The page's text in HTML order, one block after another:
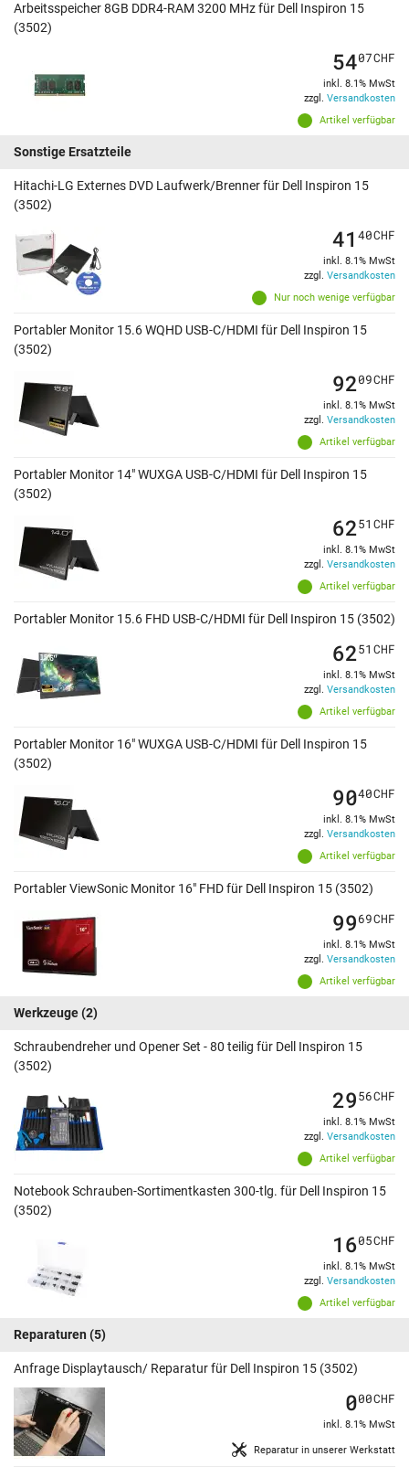
Arbeitsspeicher 8GB DDR4-RAM 3200 MHz für Dell Inspiron 15
(3502)
Artikel verfügbar
5407CHF
inkl. 8.1% MwSt
zzgl. Versandkosten
Sonstige Ersatzteile
Hitachi-LG Externes DVD Laufwerk/Brenner für Dell Inspiron 15
(3502)
Nur noch wenige verfügbar
41 40CHF
inkl. 8.1% MwSt
zzgl. Versandkosten
Portabler Monitor 15.6 WQHD USB-C/HDMI für Dell Inspiron 15
(3502)
Artikel verfügbar
9209CHF
inkl. 8.1% MwSt
zzgl. Versandkosten
Portabler Monitor 14" WUXGA USB-C/HDMI für Dell Inspiron 15
(3502)
Artikel verfügbar
6251 CHF
inkl. 8.1% MwSt
zzgl. Versandkosten
Portabler Monitor 15.6 FHD USB-C/HDMI für Dell Inspiron 15 (3502)
Artikel verfügbar
6251 CHF
inkl. 8.1% MwSt
zzgl. Versandkosten
Portabler Monitor 16" WUXGA USB-C/HDMI für Dell Inspiron 15
(3502)
Artikel verfügbar
9040CHF
inkl. 8.1% MwSt
zzgl. Versandkosten
Portabler ViewSonic Monitor 16" FHD für Dell Inspiron 15 (3502)
Artikel verfügbar
9969CHF
inkl. 8.1% MwSt
zzgl. Versandkosten
Werkzeuge(2)
Schraubendreher und Opener Set - 80 teilig für Dell Inspiron 15
(3502)
Artikel verfügbar
2956CHF
inkl. 8.1% MwSt
zzgl. Versandkosten
Notebook Schrauben-Sortimentkasten 300-tlg. für Dell Inspiron 15
(3502)
Artikel verfügbar
1605CHF
inkl. 8.1% MwSt
zzgl. Versandkosten
Reparaturen (5)
Anfrage Displaytausch/ Reparatur für Dell Inspiron 15 (3502)
Reparatur in unserer Werkstatt
000CHF
inkl. 8.1% MwSt